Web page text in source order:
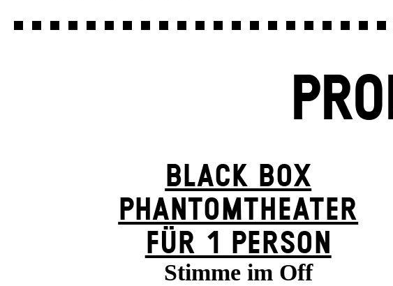
BLACK BOX
PHANTOM­THEATER
FÜR 1 PERSON
Stimme im Off